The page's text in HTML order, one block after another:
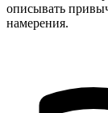
описывать
намерения.